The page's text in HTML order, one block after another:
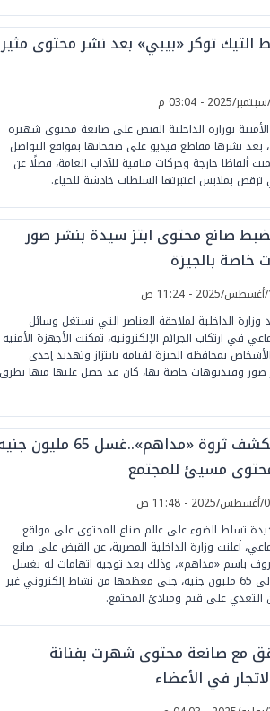
التيك توكر «بيبي» بعد نشر محتوى مثير
بوزارة الداخلية القبض على صانعة محتوى شهيرة
بعد نشرها مقاطع فيديو على صفحاتها بمواقع التواصل
ألفاظا خارجة وحركات منافية للآداب العامة، فضلًا عن
بملابس اعتبرتها السلطات خادشة للحياء.
صانع محتوى ابتز سيدة بنشر صور
خاصة بالجيزة
الداخلية لملاحقة العناصر التي تستغل وسائل
في ارتكاب الجرائم الإلكترونية، تمكنت الأجهزة الأمنية
بمحافظة الجيزة لقيامه بابتزاز وتهديد إحدى
صور وفيديوهات خاصة بها، كان قد حصل عليها منها بطرق
الداخلية تكشف ثروة «مداهم»..غسل 65 مليون
مسيئ للمجتمع
تسلط الضوء على عالم صناع المحتوى على مواقع
أعلنت وزارة الداخلية المصرية، عن القبض على صانع
باسم «مداهم»، وذلك بعد توجيه اتهامات له بغسل
أموال وصلت إلى 65 مليون جنيه، جنى معظمها من نشاط إلكتروني غير
على قيم ومبادئ المجتمع.
مع صانعة محتوى شهرت بفنانة
في الأعضاء